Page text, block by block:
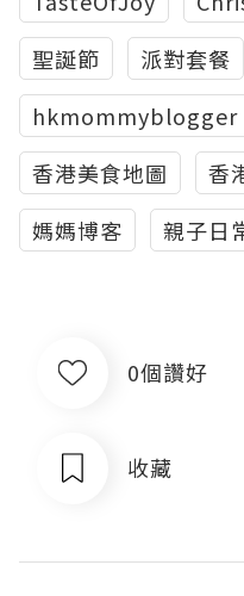
聖誕節
派對套餐
hkmommyblogger
香港美食地圖
香
媽媽博客
親子日
0個讚好
收藏